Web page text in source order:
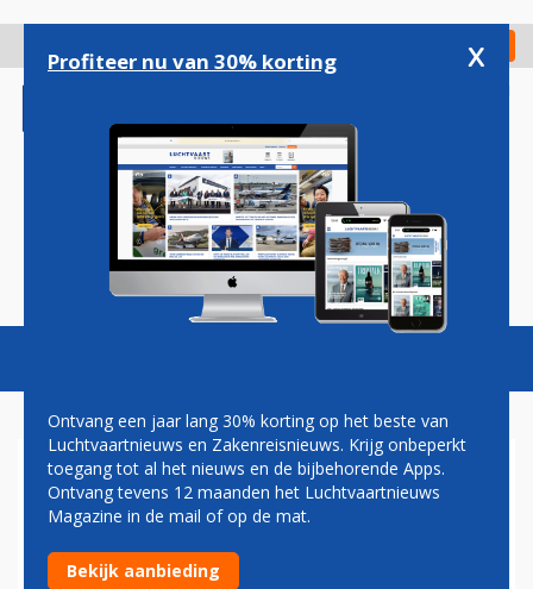
gaan
Check in
Magazine Podcasts Vacatures
MALAYSIA AIRLINES EN
JAPAN AIRLINES WILLEN
JOINT VENTURE
Profiteer nu van 30% korting x
Ontvang een jaar lang 30% korting op het beste van
Luchtvaartnieuws en Zakenreisnieuws. Krijg onbeperkt
toegang tot al het nieuws en de bijbehorende Apps.
Ontvang tevens 12 maanden het Luchtvaartnieuws
Magazine in de mail of op de mat.
Bekijk aanbieding